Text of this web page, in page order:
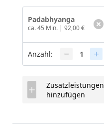
Padabhyanga
ca. 45 Min. | 92,00 €
Anzahl:
Zusatzleistungen
hinzufügen